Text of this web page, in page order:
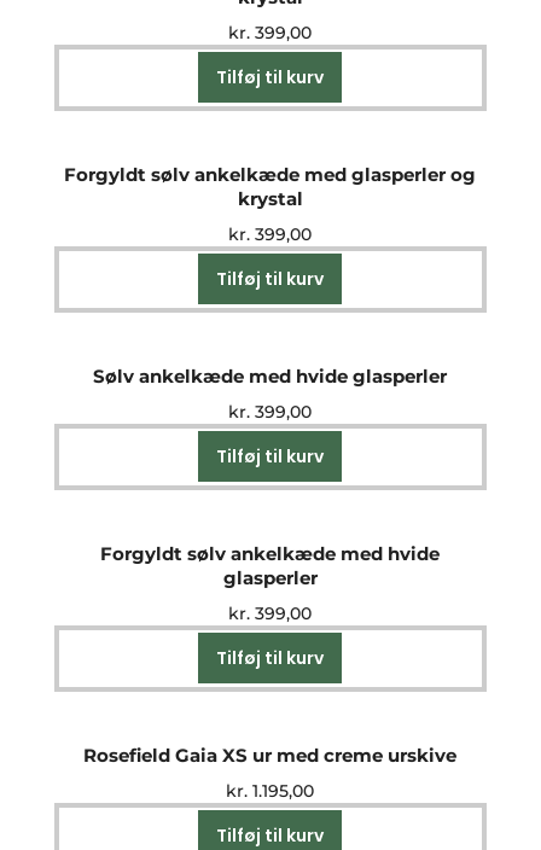
kr. 399,00
Tilføj til kurv
Forgyldt sølv ankelkæde med glasperler og
krystal
kr. 399,00
Tilføj til kurv
Sølv ankelkæde med hvide glasperler
kr. 399,00
Tilføj til kurv
Forgyldt sølv ankelkæde med hvide
glasperler
kr. 399,00
Tilføj til kurv
Rosefield Gaia XS ur med creme urskive
kr. 1.195,00
Tilføj til kurv